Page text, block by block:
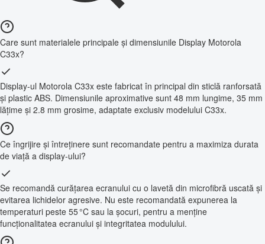
Care sunt materialele principale și dimensiunile Display Motorola
C33x?
Display-ul Motorola C33x este fabricat în principal din sticlă ranforsată
și plastic ABS. Dimensiunile aproximative sunt 48 mm lungime, 35 mm
lățime și 2.8 mm grosime, adaptate exclusiv modelului C33x.
Ce îngrijire și întreținere sunt recomandate pentru a maximiza durata
de viață a display-ului?
Se recomandă curățarea ecranului cu o lavetă din microfibră uscată și
evitarea lichidelor agresive. Nu este recomandată expunerea la
temperaturi peste 55 °C sau la șocuri, pentru a menține
funcționalitatea ecranului și integritatea modulului.